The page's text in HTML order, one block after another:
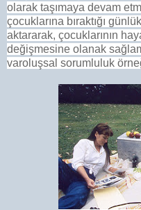
olarak taşımaya devam
çocuklarına bıraktığı
aktararak, çocuklarının
değişmesine olanak
varoluşsal sorumluluk